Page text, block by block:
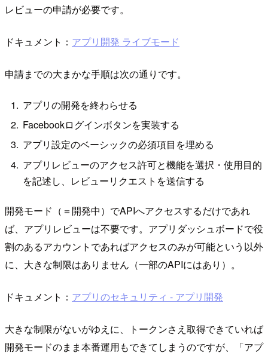
レビューの申請が必要です。
ドキュメント： アプリ開発 ライブモード
申請までの大まかな手順は次の通りです。
アプリの開発を終わらせる
Facebookログインボタンを実装する
アプリ設定のベーシックの必須項目を埋める
アプリレビューのアクセス許可と機能を選択・使用目的
を記述し、レビューリクエストを送信する
開発モード（＝開発中）でAPIへアクセスするだけであれ
ば、アプリレビューは不要です。アプリダッシュボードで役
割のあるアカウントであればアクセスのみが可能という以外
に、大きな制限はありません（一部のAPIにはあり）。
ドキュメント： アプリのセキュリティ - アプリ開発
大きな制限がないがゆえに、トークンさえ取得できていれば
開発モードのまま本番運用もできてしまうのですが、「アプ